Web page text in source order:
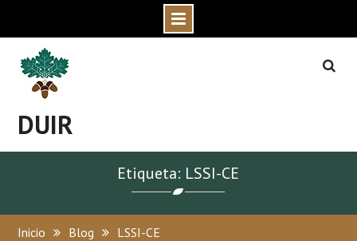
content
DUIR
Etiqueta: LSSI-CE
Inicio Blog LSSI-CE